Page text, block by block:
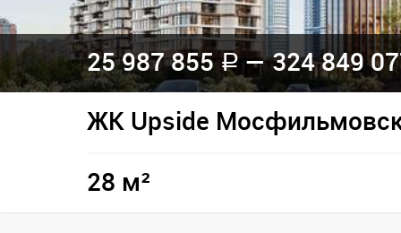
25 987 855 a— 324 849
ЖК Upside
28 м²